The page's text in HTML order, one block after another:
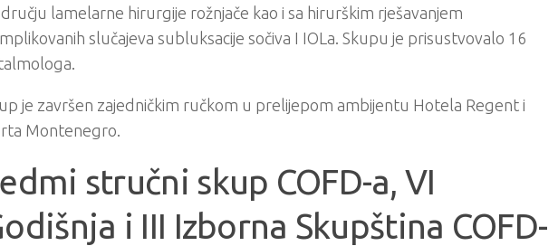
lamelarne hirurgije rožnjače kao i sa hirurškim rješavanjem
slučajeva subluksacije sočiva I IOLa. Skupu je prisustvovalo 16
je završen zajedničkim ručkom u prelijepom ambijentu Hotela Regent i
Montenegro.
stručni skup COFD-a, VI
i III Izborna Skupština COFD-